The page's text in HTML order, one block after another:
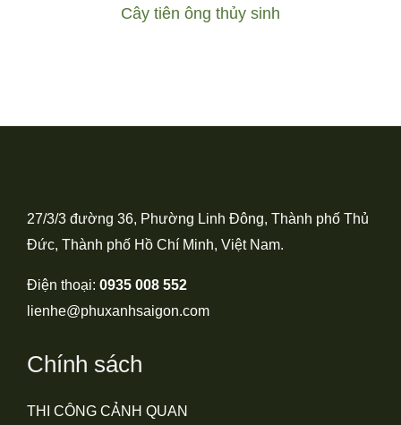
Cây tiên ông thủy sinh
27/3/3 đường 36, Phường Linh Đông, Thành phố Thủ
Đức, Thành phố Hồ Chí Minh, Việt Nam.
Điện thoại: 0935 008 552
lienhe@phuxanhsaigon.com
Chính sách
THI CÔNG CẢNH QUAN